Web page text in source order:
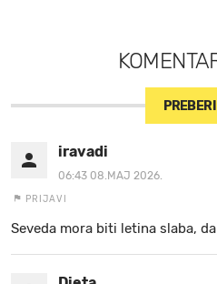
iravadi
06:43 08.MAJ 2026.
PRIJAVI
Seveda mora biti letina slaba,